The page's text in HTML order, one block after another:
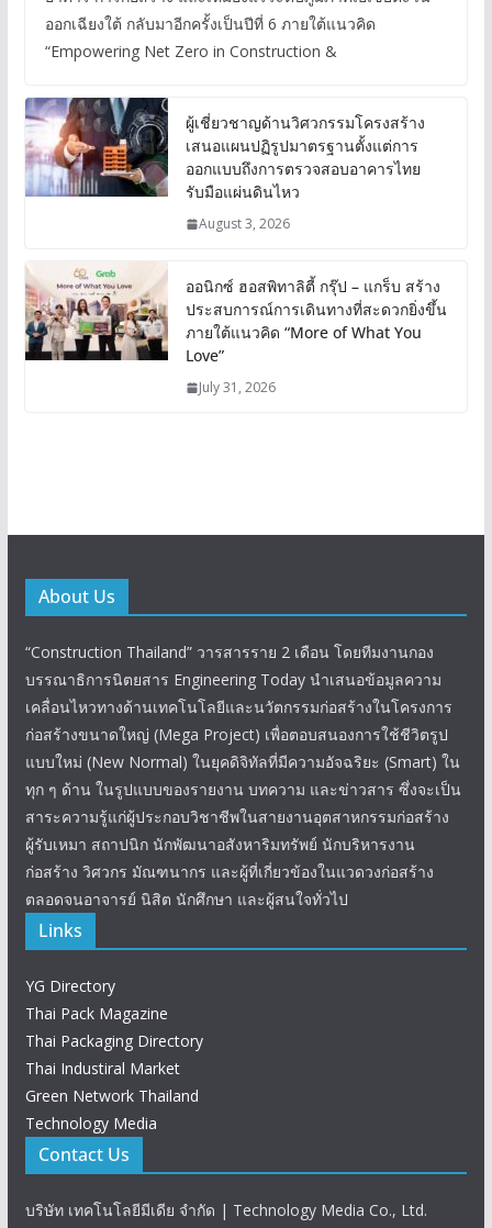
ออกเฉียงใต้ กลับมาอีกครั้งเป็นปีที่ 6 ภายใต้แนวคิด
“Empowering Net Zero in Construction &
ผู้เชี่ยวชาญด้านวิศวกรรมโครงสร้าง
เสนอแผนปฏิรูปมาตรฐานตั้งแต่การ
ออกแบบถึงการตรวจสอบอาคารไทย
รับมือแผ่นดินไหว
August 3, 2026
ออนิกซ์ ฮอสพิทาลิตี้ กรุ๊ป – แกร็บ สร้าง
ประสบการณ์การเดินทางที่สะดวกยิ่งขึ้น
ภายใต้แนวคิด “More of What You
Love”
July 31, 2026
About Us
“Construction Thailand” วารสารราย 2 เดือน โดยทีมงานกอง
บรรณาธิการนิตยสาร Engineering Today นำเสนอข้อมูลความ
เคลื่อนไหวทางด้านเทคโนโลยีและนวัตกรรมก่อสร้างในโครงการ
ก่อสร้างขนาดใหญ่ (Mega Project) เพื่อตอบสนองการใช้ชีวิตรูป
แบบใหม่ (New Normal) ในยุคดิจิทัลที่มีความอัจฉริยะ (Smart) ใน
ทุก ๆ ด้าน ในรูปแบบของรายงาน บทความ และข่าวสาร ซึ่งจะเป็น
สาระความรู้แก่ผู้ประกอบวิชาชีพในสายงานอุตสาหกรรมก่อสร้าง
ผู้รับเหมา สถาปนิก นักพัฒนาอสังหาริมทรัพย์ นักบริหารงาน
ก่อสร้าง วิศวกร มัณฑนากร และผู้ที่เกี่ยวข้องในแวดวงก่อสร้าง
ตลอดจนอาจารย์ นิสิต นักศึกษา และผู้สนใจทั่วไป
Links
YG Directory
Thai Pack Magazine
Thai Packaging Directory
Thai Industiral Market
Green Network Thailand
Technology Media
Contact Us
บริษัท เทคโนโลยีมีเดีย จำกัด | Technology Media Co., Ltd.